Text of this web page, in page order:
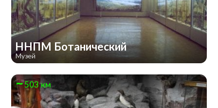
ННПМ Ботанический
Музей
503 км